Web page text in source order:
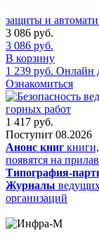
защиты и
3 086 руб.
3 086 руб.
В корзину
1 239 руб. Онлайн
Ознакомиться
горных работ
1 417 руб.
Поступит 08.2026
Анонс книг
появятся на
Типография-
Журналы
организаций